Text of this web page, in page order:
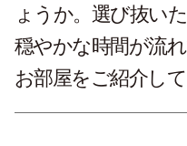
ょうか。選び抜いた
穏やかな時間が流
お部屋をご紹介し